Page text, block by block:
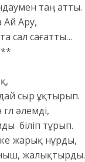
таң атты.
Ай Ару,
сал сағатты…
сыр ұқтырып.
әлемді,
біліп тұрып.
жарық нұрды,
жалықтырды.